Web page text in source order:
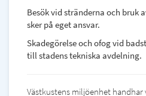
Besök vid stränderna och bruk
sker på eget ansvar.
Skadegörelse och ofog vid
till stadens tekniska avdelning.
Västkustens miljöenhet